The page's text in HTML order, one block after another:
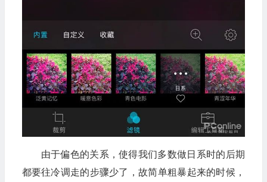
由于偏色的关系，使得我们多数做日系时的后期
都要往冷调走的步骤少了，故简单粗暴起来的时候，